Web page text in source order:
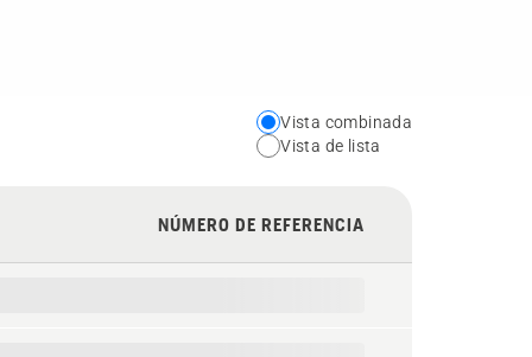
Choose
your
view
type
Vista combinada
Vista de lista
NÚMERO DE REFERENCIA